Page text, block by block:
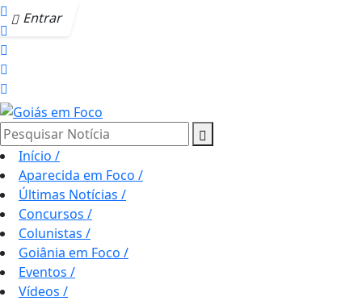
Entrar
Pesquisar Notícia
Início /
Aparecida em Foco /
Últimas Notícias /
Concursos /
Colunistas /
Goiânia em Foco /
Eventos /
Vídeos /